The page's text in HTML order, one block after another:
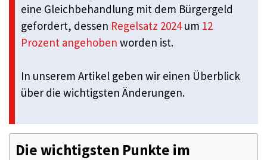
eine Gleichbehandlung mit dem Bürgergeld
gefordert, dessen Regelsatz 2024um 12
Prozent angehoben worden ist.
In unserem Artikel geben wir einen Überblick
über die wichtigsten Änderungen.
Die wichtigsten Punkte im